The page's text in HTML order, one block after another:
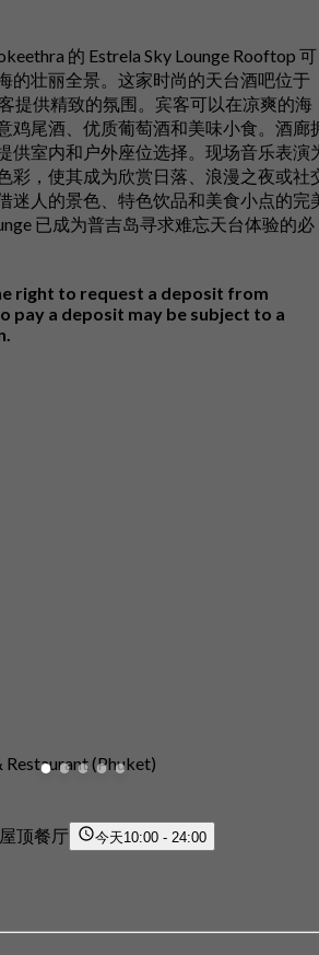
的 Estrela Sky Lounge Rooftop 可
的壮丽全景。这家时尚的天台酒吧位于
提供精致的氛围。宾客可以在凉爽的海
鸡尾酒、优质葡萄酒和美味小食。酒廊
供室内和户外座位选择。现场音乐表演
彩，使其成为欣赏日落、浪漫之夜或社
迷人的景色、特色饮品和美食小点的完
已成为普吉岛寻求难忘天台体验的必
right to request a deposit from
pay a deposit may be subject to a
(Phuket)
屋顶餐厅 今天10:00 - 24:00